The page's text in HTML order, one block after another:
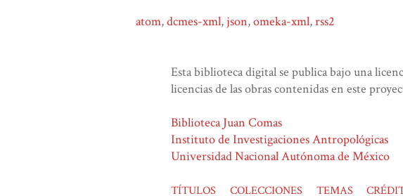
atom,dcmes-xml, json,omeka-xml,rss2
Esta biblioteca digital se publica bajo una
licencias de las obras contenidas en este
Biblioteca Juan Comas
Instituto de Investigaciones Antropológicas
Universidad Nacional Autónoma de México
TÍTULOS COLECCIONES TEMAS